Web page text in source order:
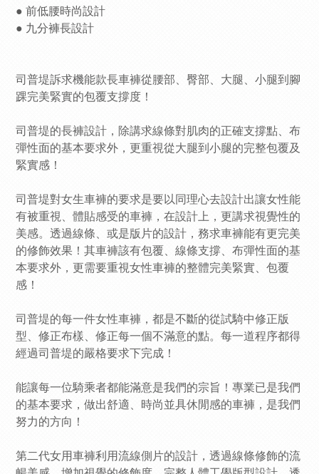
● 前低腰時尚設計
● 九分褲長設計
司普堤訴求機能款長車褲從腰部、臀部、大腿、小腿到腳
踝完美緊實的包覆支撐度！
司普堤的長褲設計，除講求線條對肌肉的正確支撐點、布
彈性面的基本要求外，更重視從大腿到小腿的完整包覆及
緊實感！
司普堤對女生車褲的要求是要以同理心去設計出讓女性能
有被重視、體貼感受的車褲，在設計上，更講求視覺性的
美感。透過線條、或是版片的設計，務求車褲能有更完美
的修飾效果！其車褲該有包覆、線條支撐、布彈性面的基
本要求外，更需要重視女性車褲的整體完美緊實、包覆
感！
司普堤的每一件女性車褲，都是不斷的從試騎中修正版
型、修正布樣、修正每一個不滿意的點。每一道程序都得
經過司普堤的嚴格要求下完成！
能讓每一位騎乘者都能滿意是我們的宗旨！專業已是我們
的基本要求，做出舒適、時尚並具休閒感的車褲，是我們
努力的方向！
第二代女用車褲利用流線側片的設計，透過線條修飾的流